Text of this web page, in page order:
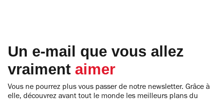
Un e-mail que vous allez
vraiment aimer
Vous ne pourrez plus vous passer de notre newsletter. Grâce à
elle, découvrez avant tout le monde les meilleurs plans du